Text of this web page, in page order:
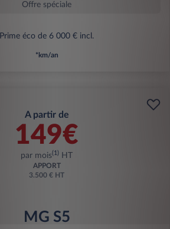
Offre spéciale
Prime éco de 6 000 € incl.
*km/an
A partir de
149€
par mois(1) HT
APPORT
3.500 € HT
MG S5